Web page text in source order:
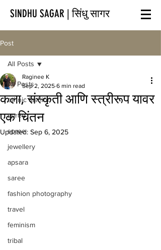
SINDHU SAGAR | सिंधु सागर
Post
All Posts
ethnic fashion
spree
spree
jewellery
apsara
saree
fashion photography
travel
feminism
tribal
All Posts
कला, संस्कृती आणि स्त्रीरूप यावर
एक चिंतन
Raginee K
Sep 2, 2025 6 min read
Updated: Sep 6, 2025